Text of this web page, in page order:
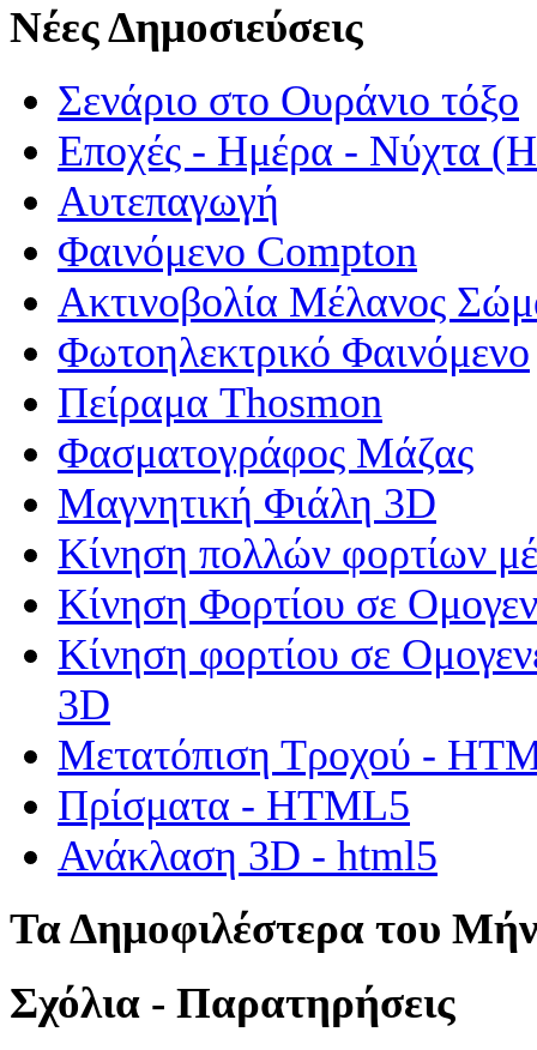
Νέες Δημοσιεύσεις
Σενάριο στο Ουράνιο τόξο
Εποχές - Ημέρα - Νύχτα
Αυτεπαγωγή
Φαινόμενο Compton
Ακτινοβολία Μέλανος
Φωτοηλεκτρικό Φαινόμενο
Πείραμα Thosmon
Φασματογράφος Μάζας
Μαγνητική Φιάλη 3D
Κίνηση πολλών φορτίων
Κίνηση Φορτίου σε
Κίνηση φορτίου σε
3D
Μετατόπιση Τροχού -
Πρίσματα - HTML5
Ανάκλαση 3D - html5
Τα Δημοφιλέστερα του
Σχόλια - Παρατηρήσεις